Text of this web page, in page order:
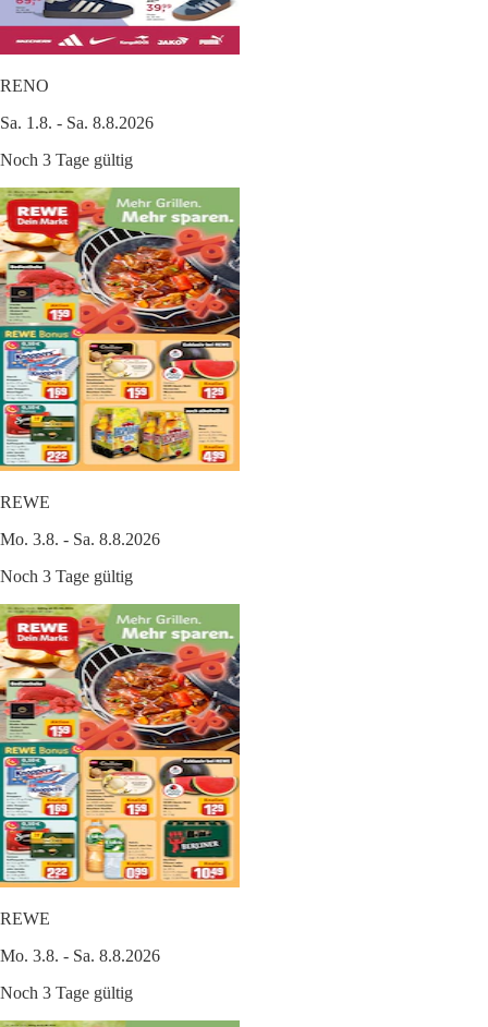
RENO
Sa. 1.8. - Sa. 8.8.2026
Noch 3 Tage gültig
REWE
Mo. 3.8. - Sa. 8.8.2026
Noch 3 Tage gültig
REWE
Mo. 3.8. - Sa. 8.8.2026
Noch 3 Tage gültig